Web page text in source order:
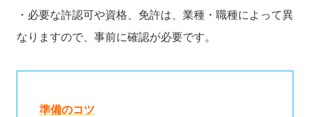
・必要な許認可や資格、免許は、業種・職種によって異
なりますので、事前に確認が必要です。
準備のコツ